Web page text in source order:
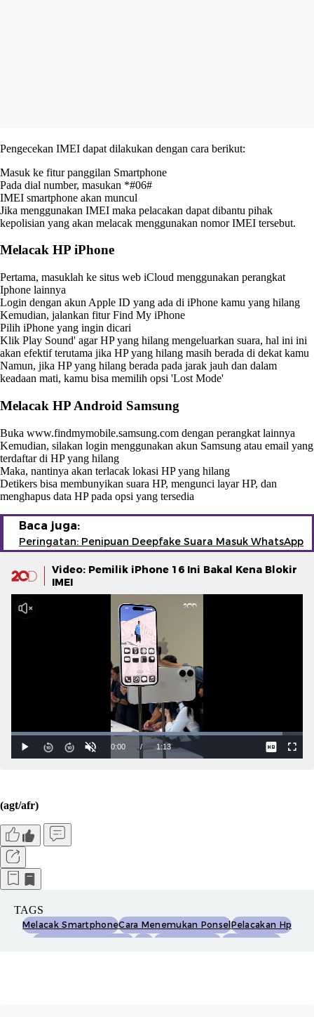
Pengecekan IMEI dapat dilakukan dengan cara berikut:
Masuk ke fitur panggilan Smartphone
Pada dial number, masukan *#06#
IMEI smartphone akan muncul
Jika menggunakan IMEI maka pelacakan dapat dibantu pihak
kepolisian yang akan melacak menggunakan nomor IMEI tersebut.
Melacak HP iPhone
Pertama, masuklah ke situs web iCloud menggunakan perangkat
Iphone lainnya
Login dengan akun Apple ID yang ada di iPhone kamu yang hilang
Kemudian, jalankan fitur Find My iPhone
Pilih iPhone yang ingin dicari
Klik Play Sound' agar HP yang hilang mengeluarkan suara, hal ini ini
akan efektif terutama jika HP yang hilang masih berada di dekat kamu
Namun, jika HP yang hilang berada pada jarak jauh dan dalam
keadaan mati, kamu bisa memilih opsi 'Lost Mode'
Melacak HP Android Samsung
Buka www.findmymobile.samsung.com dengan perangkat lainnya
Kemudian, silakan login menggunakan akun Samsung atau email yang
terdaftar di HP yang hilang
Maka, nantinya akan terlacak lokasi HP yang hilang
Detikers bisa membunyikan suara HP, mengunci layar HP, dan
menghapus data HP pada opsi yang tersedia
Baca juga:
Peringatan: Penipuan Deepfake Suara Masuk WhatsApp
Video: Pemilik iPhone 16 Ini Bakal Kena Blokir
IMEI
(agt/afr)
TAGS
Melacak SmartphoneCara Menemukan PonselPelacakan Hp
Google Find My Device Imei Find My Iphone Lokasi Ponsel